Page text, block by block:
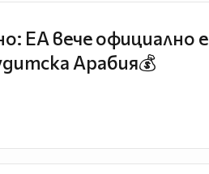
EA вече официално е
Арабия💰